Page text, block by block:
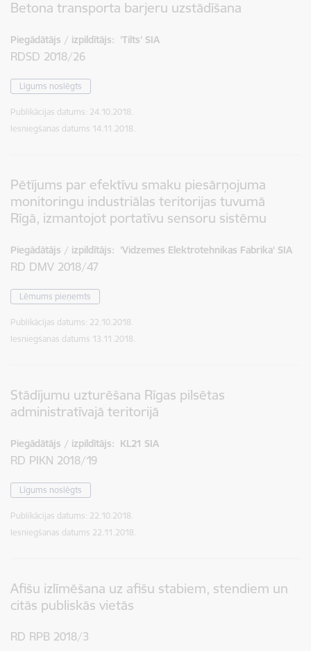
Betona transporta barjeru uzstādīšana
Piegādātājs / izpildītājs: 'Tilts' SIA
RDSD 2018/26
Līgums noslēgts
Publikācijas datums: 24.10.2018.
Iesniegšanas datums 14.11.2018.
Pētījums par efektīvu smaku piesārņojuma
monitoringu industriālas teritorijas tuvumā
Rīgā, izmantojot portatīvu sensoru sistēmu
Piegādātājs / izpildītājs: 'Vidzemes Elektrotehnikas Fabrika' SIA
RD DMV 2018/47
Lēmums pieņemts
Publikācijas datums: 22.10.2018.
Iesniegšanas datums 13.11.2018.
Stādījumu uzturēšana Rīgas pilsētas
administratīvajā teritorijā
Piegādātājs / izpildītājs: KL21 SIA
RD PIKN 2018/19
Līgums noslēgts
Publikācijas datums: 22.10.2018.
Iesniegšanas datums 22.11.2018.
Afišu izlīmēšana uz afišu stabiem, stendiem un
citās publiskās vietās
RD RPB 2018/3